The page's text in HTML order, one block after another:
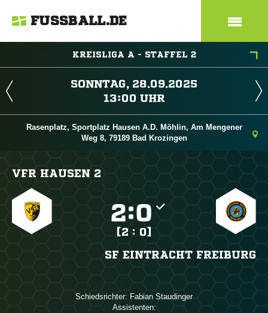
FUSSBALL.DE
KREISLIGA A - STAFFEL 2
 
 
Rasenplatz, Sportplatz Hausen A.D. Möhlin, Am Mengener
Weg 8, 79189 Bad Krozingen
VFR HAUSEN 2
:
[2 : 0]
SF EINTRACHT FREIBURG
Schiedsrichter:  
Assistenten: